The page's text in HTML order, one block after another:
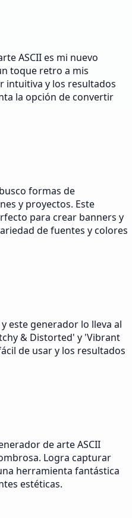
ASCII es mi nuevo
toque retro a mis
intuitiva y los resultados
la opción de convertir
formas de
y proyectos. Este
para crear banners y
de fuentes y colores
este generador lo lleva al
& Distorted' y 'Vibrant
de usar y los resultados
de arte ASCII
Logra capturar
herramienta fantástica
estéticas.